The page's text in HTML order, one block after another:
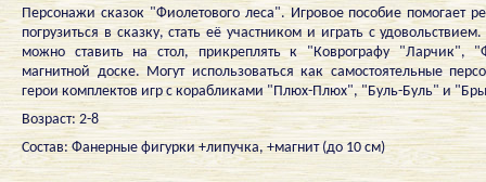
Персонажи сказок "Фиолетового леса". Игровое пособие помогает
погрузиться в сказку, стать её участником и играть с
можно ставить на стол, прикреплять к "Коврографу "Ларчик",
магнитной доске. Могут использоваться как самостоятельные
герои комплектов игр с корабликами "Плюх-Плюх", "Буль-Буль" и
Возраст: 2-8
Состав: Фанерные фигурки +липучка, +магнит (до 10 см)